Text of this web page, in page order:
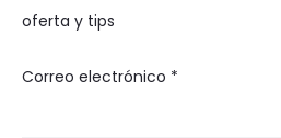
oferta y tips
Correo electrónico *